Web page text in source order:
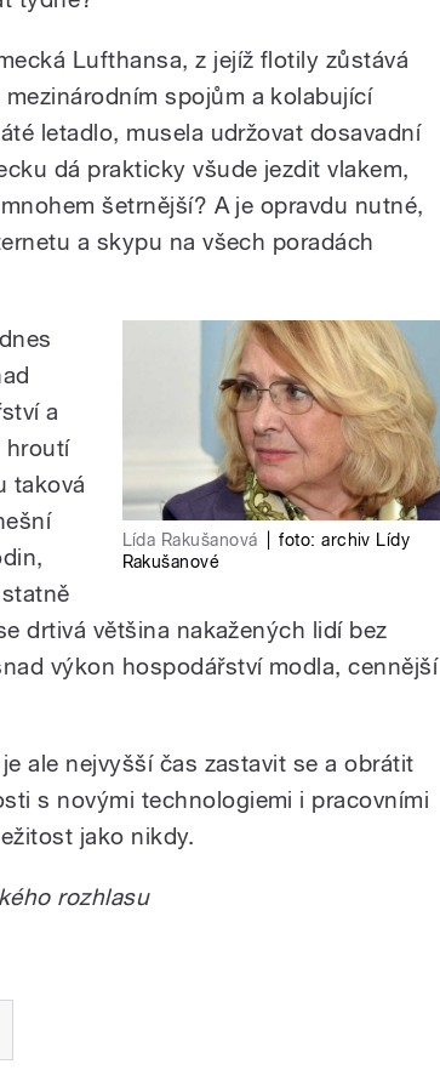
Lufthansa, z jejíž flotily zůstává
spojům a kolabující
letadlo, musela udržovat dosavadní
dá prakticky všude jezdit vlakem,
šetrnější? A je opravdu nutné,
a skypu na všech poradách
Lída Rakušanová foto:archiv Lídy
Rakušanové
a
hroutí
taková
drtivá většina nakažených lidí bez
výkon hospodářství modla, cennější
ale nejvyšší čas zastavit se a obrátit
s novými technologiemi i pracovními
jako nikdy.
rozhlasu